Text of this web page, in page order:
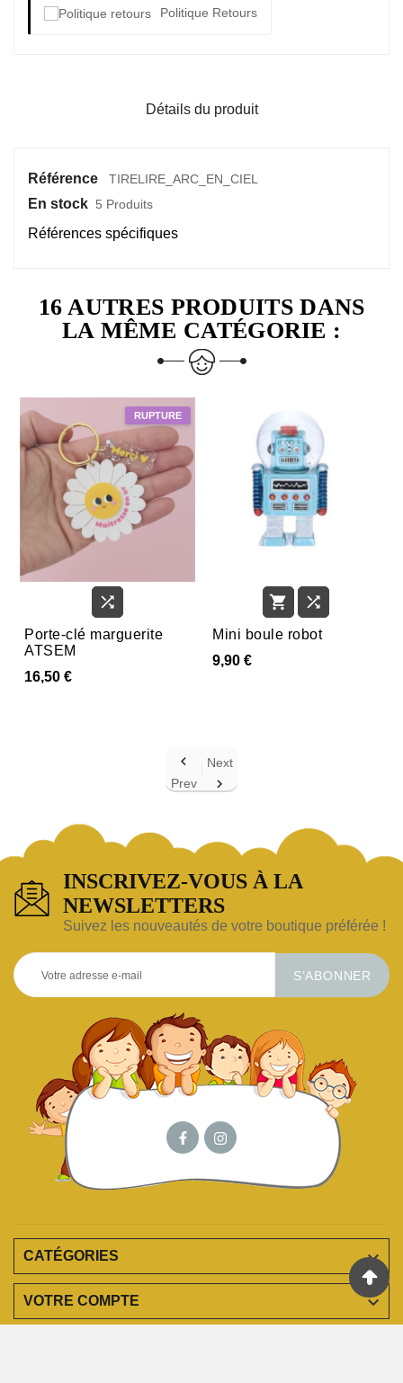
Politique Retours
Détails du produit
Référence TIRELIRE_ARC_EN_CIEL
En stock 5 Produits
Références spécifiques
16 AUTRES PRODUITS DANS
LA MÊME CATÉGORIE :

Porte-clé marguerite
ATSEM
16,50 €
 
Mini boule robot
9,90 €

Prev
Next

INSCRIVEZ-VOUS À LA
NEWSLETTERS
Suivez les nouveautés de votre boutique préférée !
S’ABONNER
CATÉGORIES 
VOTRE COMPTE 